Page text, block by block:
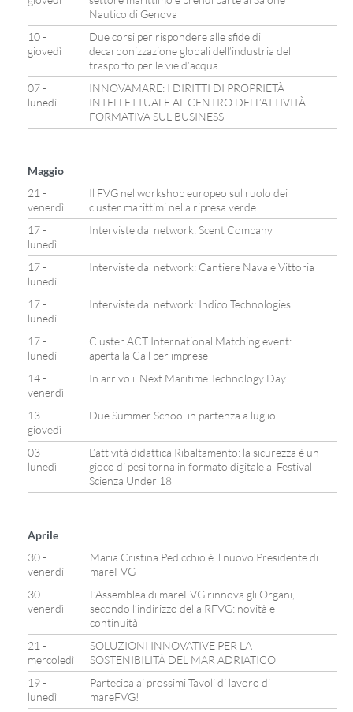
Nautico di Genova
10 -
giovedì
Due corsi per rispondere alle sfide di
decarbonizzazione globali dell’industria del
trasporto per le vie d’acqua
07 -
lunedì
INNOVAMARE: I DIRITTI DI PROPRIETÀ
INTELLETTUALE AL CENTRO DELL’ATTIVITÀ
FORMATIVA SUL BUSINESS
Maggio
21 -
venerdì
Il FVG nel workshop europeo sul ruolo dei
cluster marittimi nella ripresa verde
17 -
lunedì
Interviste dal network: Scent Company
17 -
lunedì
Interviste dal network: Cantiere Navale Vittoria
17 -
lunedì
Interviste dal network: Indico Technologies
17 -
lunedì
Cluster ACT International Matching event:
aperta la Call per imprese
14 -
venerdì
In arrivo il Next Maritime Technology Day
13 -
giovedì
Due Summer School in partenza a luglio
03 -
lunedì
L’attività didattica Ribaltamento: la sicurezza è un
gioco di pesi torna in formato digitale al Festival
Scienza Under 18
Aprile
30 -
venerdì
Maria Cristina Pedicchio è il nuovo Presidente di
mareFVG
30 -
venerdì
L’Assemblea di mareFVG rinnova gli Organi,
secondo l’indirizzo della RFVG: novità e
continuità
21 -
mercoledì
SOLUZIONI INNOVATIVE PER LA
SOSTENIBILITÀ DEL MAR ADRIATICO
19 -
lunedì
Partecipa ai prossimi Tavoli di lavoro di
mareFVG!